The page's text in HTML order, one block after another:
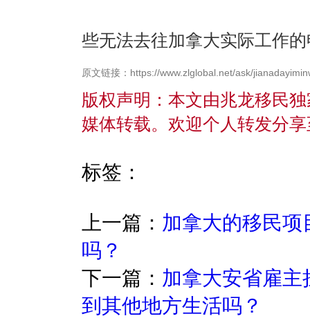
些无法去往加拿大实际工作
原文链接：https://www.zlglobal.net/ask/
版权声明：本文由兆龙移民
媒体转载。欢迎个人转发分
标签：
上一篇： 加拿大的移民
吗？
下一篇： 加拿大安省雇
到其他地方生活吗？